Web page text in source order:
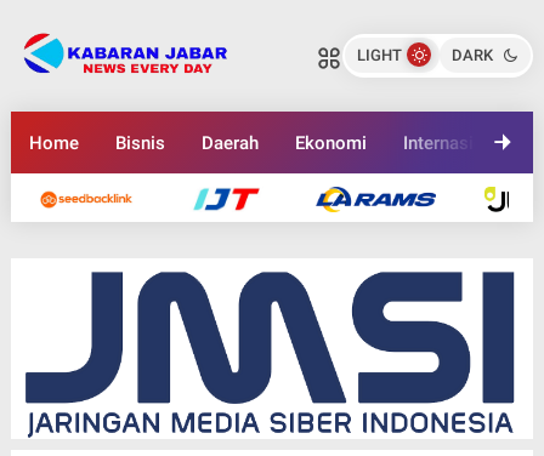
LIGHT DARK
Home Bisnis Daerah Ekonomi Internasional